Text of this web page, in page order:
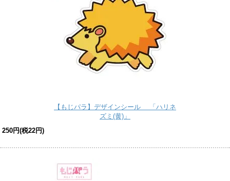
【もじパラ】デザインシール 「ハリネ
ズミ(黄)」
250円(税22円)